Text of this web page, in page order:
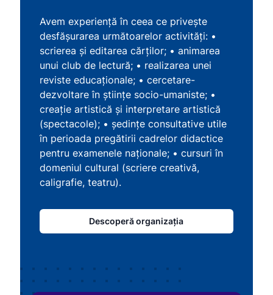
Avem experiență în ceea ce privește
desfășurarea următoarelor activităţi: •
scrierea și editarea cărţilor; • animarea
unui club de lectură; • realizarea unei
reviste educaționale; • cercetare-
dezvoltare în ştiinţe socio-umaniste; •
creaţie artistică și interpretare artistică
(spectacole); • ședințe consultative utile
în perioada pregătirii cadrelor didactice
pentru examenele naționale; • cursuri în
domeniul cultural (scriere creativă,
caligrafie, teatru).
Descoperă organizația